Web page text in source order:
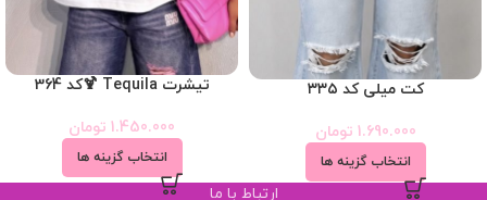
کت میلی کد ۳۳۵
1.690.000 تومان
انتخاب گزینه ها
تیشرت Tequila 🍹کد 364
1.450.000 تومان
انتخاب گزینه ها
ارتباط با ما